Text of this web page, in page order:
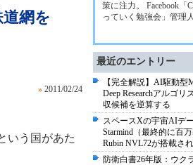
網を
» 2011/02/24
いう国があた
策に注力。 Facebook「
っていく勉強会」管理
最近のエントリー
【完全解説】AI駆動
Deep Researchアルゴ
収候補を逆算する
スペースXの宇宙AIデ
Starmind（最終的に百
Rubin NVL72が搭載され
防衛白書26年版：ウク